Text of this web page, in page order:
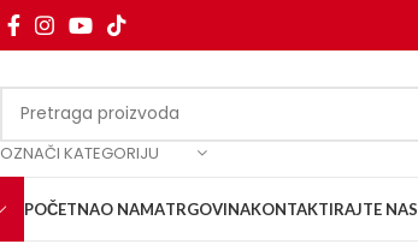
OZNAČI KATEGORIJU
POČETNAO NAMATRGOVINAKONTAKTIRAJTE NAS